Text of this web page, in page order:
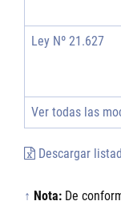
Ley Nº 21.627
Ver todas las
Descargar
↑ Nota: De